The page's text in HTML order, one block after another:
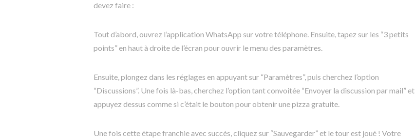
devez faire :
Tout d’abord, ouvrez l’application WhatsApp sur votre téléphone. Ensuite, tapez sur les “3 petits
points” en haut à droite de l’écran pour ouvrir le menu des paramètres.
Ensuite, plongez dans les réglages en appuyant sur “Paramètres”, puis cherchez l’option
“Discussions”. Une fois là-bas, cherchez l’option tant convoitée “Envoyer la discussion par mail” et
appuyez dessus comme si c’était le bouton pour obtenir une pizza gratuite.
Une fois cette étape franchie avec succès, cliquez sur “Sauvegarder” et le tour est joué ! Votre